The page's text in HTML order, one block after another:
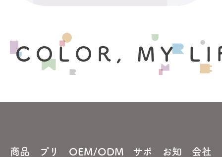
COLOR, MY
商品
プリ
OEM/ODM
サポ
お知
会社